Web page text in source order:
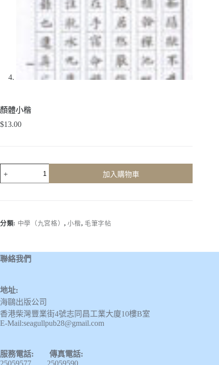
顏體小楷
$13.00
量
加入購物車
分類: 中學（九宮格）,小楷, 毛筆字帖
聯絡我們
地址:
海鷗出版公司
香港柴灣豐業街4號志同昌工業大廈10樓B室
E-Mail:seagullpub28@gmail.com
服務電話: 傳真電話: